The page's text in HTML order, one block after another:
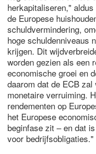
herkapitaliseren,"
de Europese
schuldvermindering,
hoge schuldenniveaus
krijgen. Dit
worden gezien als een
economische groei en
daarom dat de ECB
monetaire verruiming.
rendementen op
het Europese
beginfase zit – en dat
voor bedrijfsobligaties."